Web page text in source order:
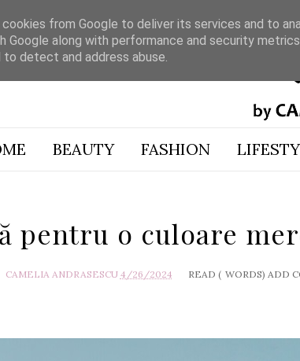
BEAUTY FASHION
pentru o culoare
CAMELIA ANDRASESCU 4/26/2024 READ ( WORDS) ADD
from Google to deliver its services and to
Google along with performance and security
detect and address abuse.